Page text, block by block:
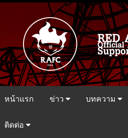
หน้าแรก ข่าว บทความ
ติดต่อ